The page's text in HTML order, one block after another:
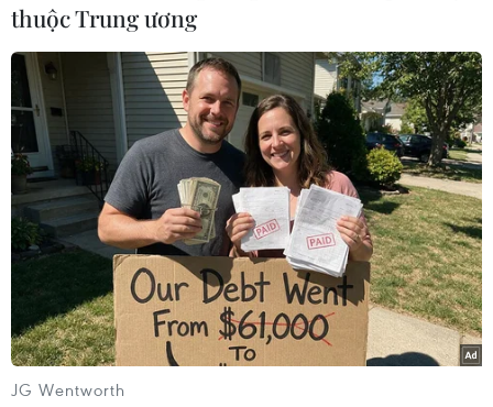
#Kon Tum #Mẫu nước sông Pôkô
#Kiểm tra
#Ô nhiễm
#Nhà máy chế biến tinh bột sắn
#Xả thải
#Người trồng càphê
thuộc Trung ương
JG Wentworth